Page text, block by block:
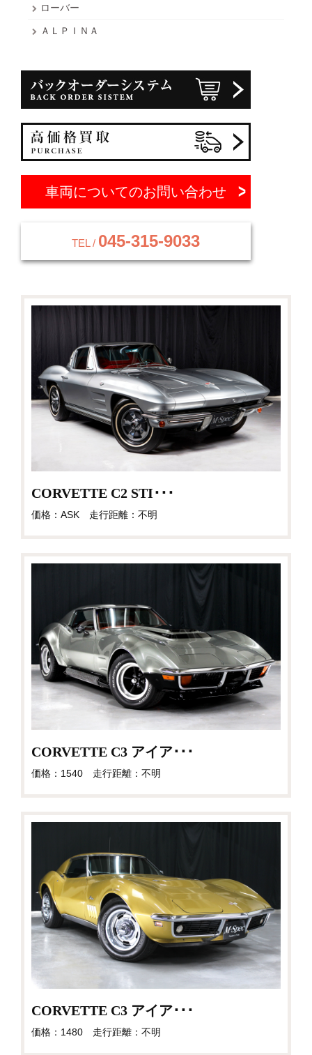
ローバー
ＡＬＰＩＮＡ
車両についてのお問い合わせ
TEL / 045-315-9033
CORVETTE C2 STI･･･
価格：ASK 走行距離：不明
CORVETTE C3 アイア･･･
価格：1540 走行距離：不明
CORVETTE C3 アイア･･･
価格：1480 走行距離：不明